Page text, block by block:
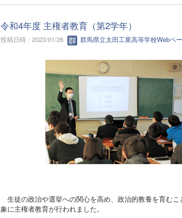
令和4年度 主権者教育（第2学年）
投稿日時 : 2023/01/26 群馬県立太田工業高等学校Webペ
生徒の政治や選挙への関心を高め、政治的教養を育む
象に主権者教育が行われました。